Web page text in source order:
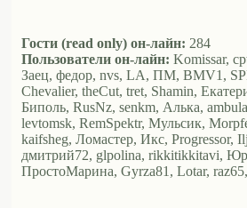
Гости (read only) он-лайн: 284
Пользователи он-лайн: Komissar,
Заец, федор, nvs, LA, ПМ, BMV1,
Chevalier, theCut, tret, Shamin,
Биполь, RusNz, senkm, Алька,
levtomsk, RemSpektr, Мульсик,
kaifsheg, Ломастер, Икс, Progressor,
дмитрий72, glpolina, rikkitikkitavi,
ПростоМарина, Gyrza81, Lotar,